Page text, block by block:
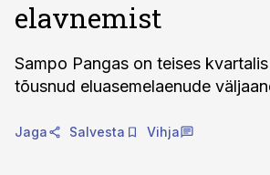
elavnemist
Sampo Pangas on teises
tõusnud eluasemelaenude
Jaga Salvesta Vihja